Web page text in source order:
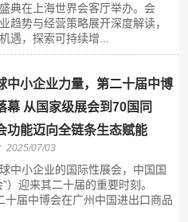
典在上海世界会客厅举办。会
趋势与经营策略展开深度解读，
遇，探索可持续增...
中小企业力量，第二十届中博
幕 从国家级展会到70国同
功能迈向全链条生态赋能
2025/07/03
中小企业的国际性展会，中国国
）迎来其二十届的重要时刻。
届中博会在广州中国进出口商品